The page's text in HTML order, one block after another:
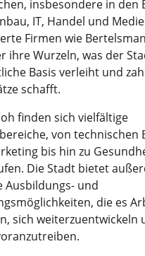
insbesondere in den
IT, Handel und
Firmen wie
ihre Wurzeln, was der
Basis verleiht und
schafft.
finden sich vielfältige
von technischen
bis hin zu
Die Stadt bietet
Ausbildungs- und
die es
sich weiterzuentwickeln